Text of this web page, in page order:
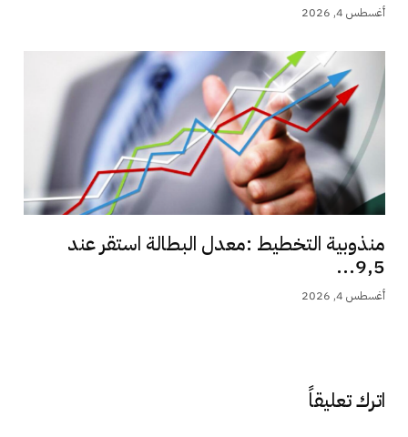
أغسطس 4, 2026
منذوبية التخطيط :معدل البطالة استقر عند
9,5...
أغسطس 4, 2026
اترك تعليقاً